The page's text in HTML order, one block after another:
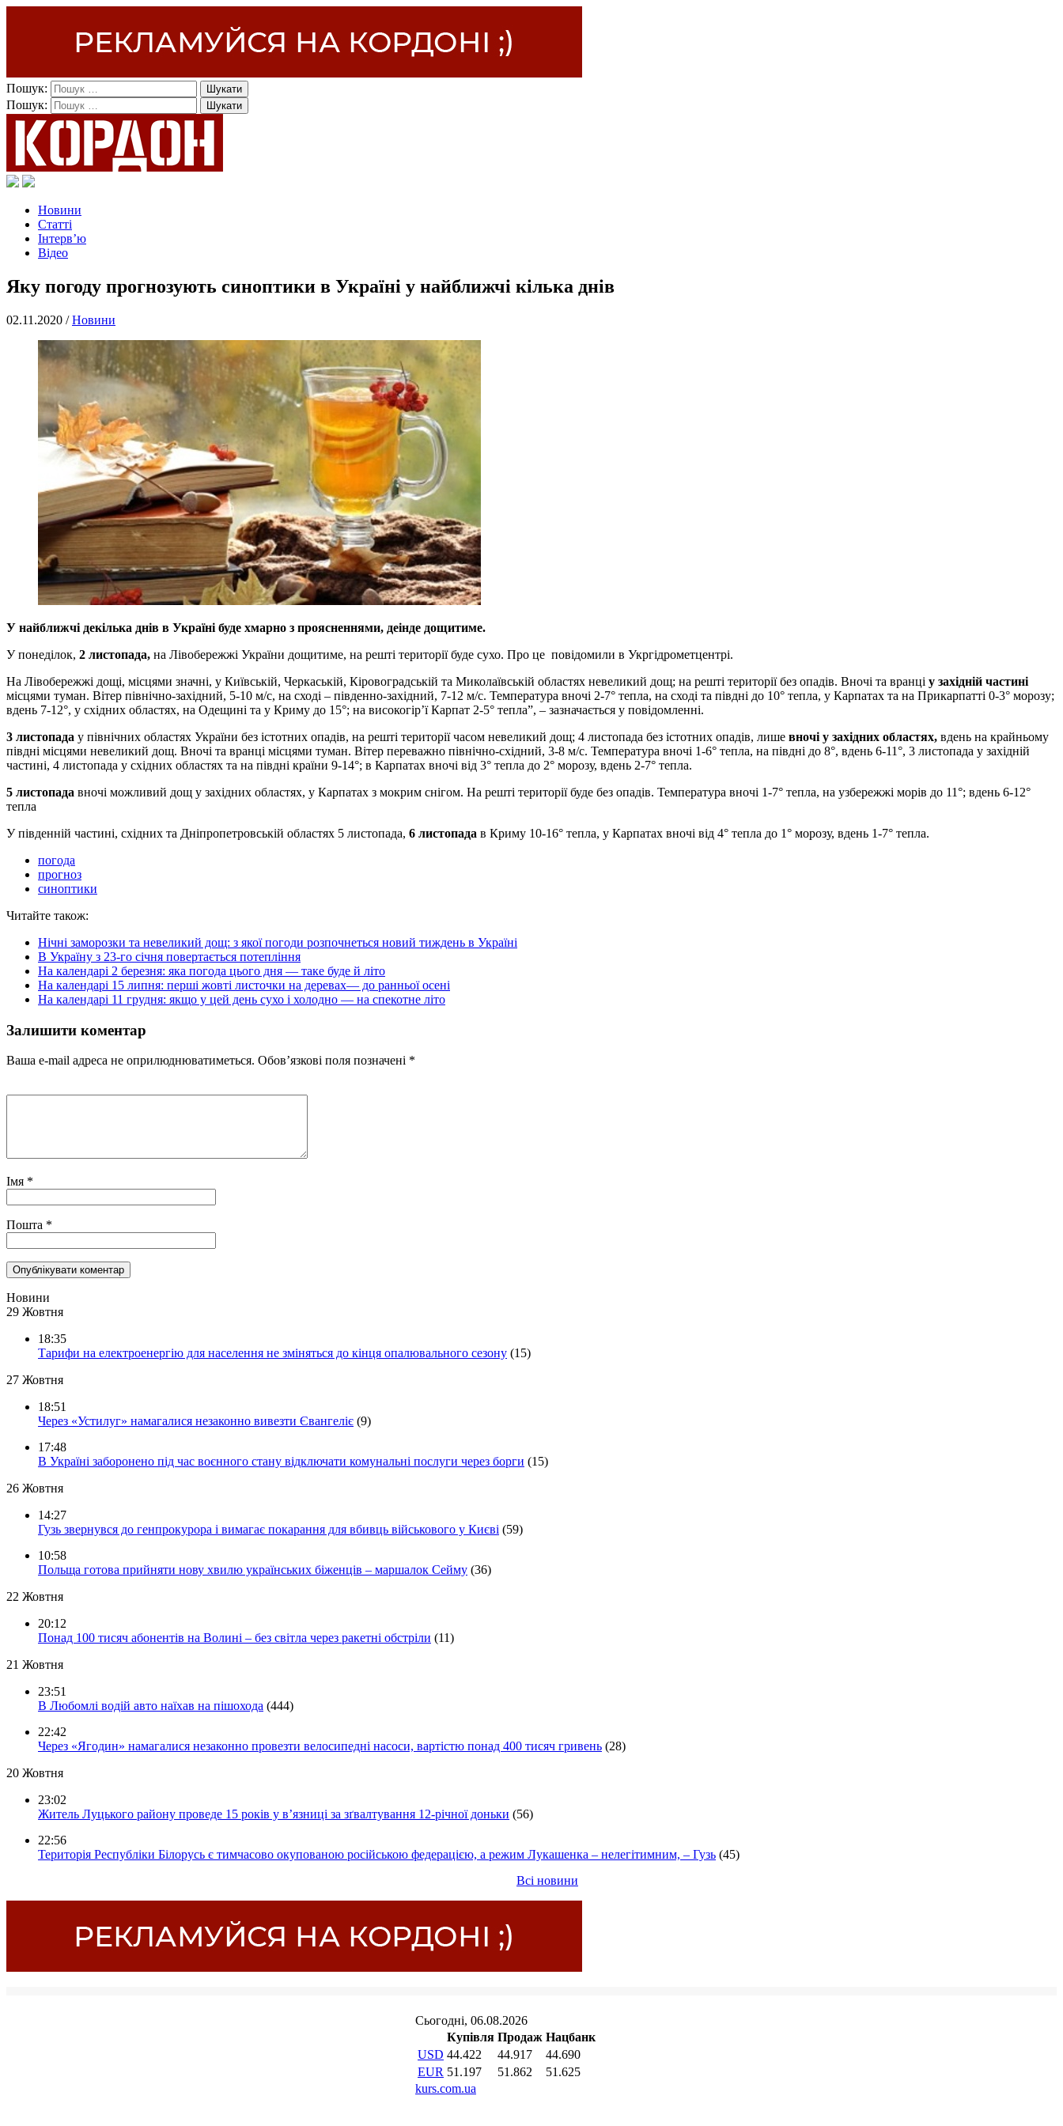
Пошук:
Пошук:
Новини
Статті
Інтерв’ю
Відео
Яку погоду прогнозують синоптики в Україні у найближчі кілька днів
02.11.2020 /Новини
У найближчі декілька днів в Україні буде хмарно з проясненнями, деінде дощитиме.
У понеділок, 2 листопада, на Лівобережжі України дощитиме, на решті території буде сухо. Про це повідомили в Укргідрометцентрі.
На Лівобережжі дощі, місцями значні, у Київській, Черкаській, Кіровоградській та Миколаївській областях невеликий дощ; на решті території без опадів. Вночі та вранці у західній частині
місцями туман. Вітер північно-західний, 5-10 м/с, на сході – південно-західний, 7-12 м/с. Температура вночі 2-7° тепла, на сході та півдні до 10° тепла, у Карпатах та на Прикарпатті 0-3° морозу;
вдень 7-12°, у східних областях, на Одещині та у Криму до 15°; на високогір’ї Карпат 2-5° тепла”, – зазначається у повідомленні.
3 листопада у північних областях України без істотних опадів, на решті території часом невеликий дощ; 4 листопада без істотних опадів, лише вночі у західних областях, вдень на крайньому
півдні місцями невеликий дощ. Вночі та вранці місцями туман. Вітер переважно північно-східний, 3-8 м/с. Температура вночі 1-6° тепла, на півдні до 8°, вдень 6-11°, 3 листопада у західній
частині, 4 листопада у східних областях та на півдні країни 9-14°; в Карпатах вночі від 3° тепла до 2° морозу, вдень 2-7° тепла.
5 листопада вночі можливий дощ у західних областях, у Карпатах з мокрим снігом. На решті території буде без опадів. Температура вночі 1-7° тепла, на узбережжі морів до 11°; вдень 6-12°
тепла
У південній частині, східних та Дніпропетровській областях 5 листопада, 6 листопада в Криму 10-16° тепла, у Карпатах вночі від 4° тепла до 1° морозу, вдень 1-7° тепла.
погода
прогноз
синоптики
Читайте також:
Нічні заморозки та невеликий дощ: з якої погоди розпочнеться новий тиждень в Україні
В Україну з 23-го січня повертається потепління
На календарі 2 березня: яка погода цього дня — таке буде й літо
На календарі 15 липня: перші жовті листочки на деревах— до ранньої осені
На календарі 11 грудня: якщо у цей день сухо і холодно — на спекотне літо
Залишити коментар
Ваша e-mail адреса не оприлюднюватиметься. Обов’язкові поля позначені *
Імя *
Пошта *
Новини
29 Жовтня
18:35
Тарифи на електроенергію для населення не зміняться до кінця опалювального сезону (15)
27 Жовтня
18:51
Через «Устилуг» намагалися незаконно вивезти Євангеліє (9)
17:48
В Україні заборонено під час воєнного стану відключати комунальні послуги через борги (15)
26 Жовтня
14:27
Гузь звернувся до генпрокурора і вимагає покарання для вбивць військового у Києві (59)
10:58
Польща готова прийняти нову хвилю українських біженців – маршалок Сейму (36)
22 Жовтня
20:12
Понад 100 тисяч абонентів на Волині – без світла через ракетні обстріли (11)
21 Жовтня
23:51
В Любомлі водій авто наїхав на пішохода (444)
22:42
Через «Ягодин» намагалися незаконно провезти велосипедні насоси, вартістю понад 400 тисяч гривень (28)
20 Жовтня
23:02
Житель Луцького району проведе 15 років у в’язниці за зґвалтування 12-річної доньки (56)
22:56
Територія Республіки Білорусь є тимчасово окупованою російською федерацією, а режим Лукашенка – нелегітимним, – Гузь (45)
Всі новини